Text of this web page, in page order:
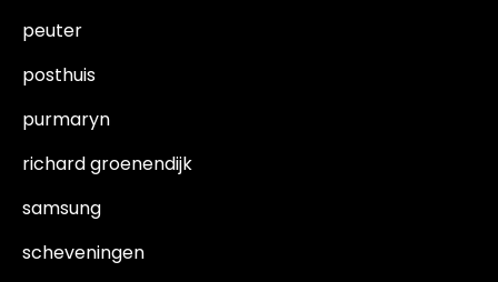
peuter
posthuis
purmaryn
richard groenendijk
samsung
scheveningen